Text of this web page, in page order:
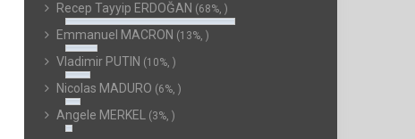
Recep Tayyip ERDOĞAN (68%, )
Emmanuel MACRON (13%, )
Vladimir PUTIN (10%, )
Nicolas MADURO (6%, )
Angele MERKEL (3%, )